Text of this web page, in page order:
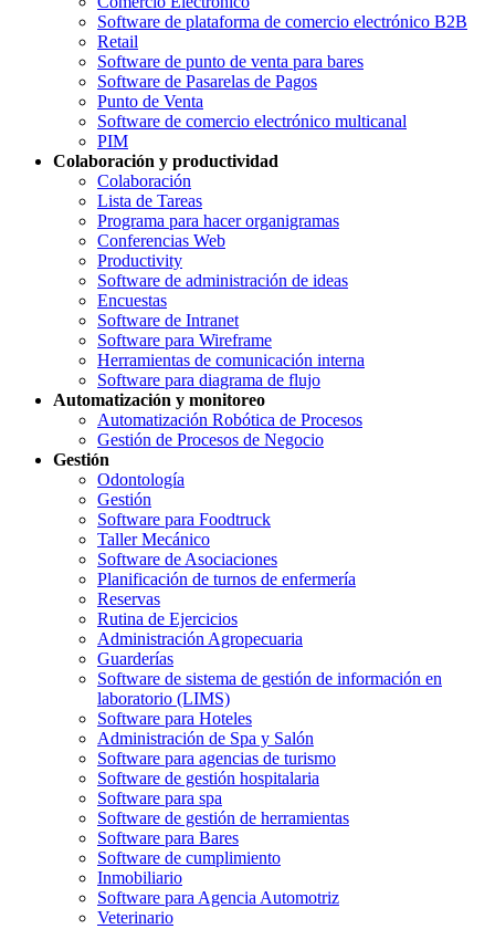
Software de plataforma de comercio electrónico B2B
Retail
Software de punto de venta para bares
Software de Pasarelas de Pagos
Punto de Venta
Software de comercio electrónico multicanal
PIM
Colaboración y productividad
Colaboración
Lista de Tareas
Programa para hacer organigramas
Conferencias Web
Productivity
Software de administración de ideas
Encuestas
Software de Intranet
Software para Wireframe
Herramientas de comunicación interna
Software para diagrama de flujo
Automatización y monitoreo
Automatización Robótica de Procesos
Gestión de Procesos de Negocio
Gestión
Odontología
Gestión
Software para Foodtruck
Taller Mecánico
Software de Asociaciones
Planificación de turnos de enfermería
Reservas
Rutina de Ejercicios
Administración Agropecuaria
Guarderías
Software de sistema de gestión de información en
laboratorio (LIMS)
Software para Hoteles
Administración de Spa y Salón
Software para agencias de turismo
Software de gestión hospitalaria
Software para spa
Software de gestión de herramientas
Software para Bares
Software de cumplimiento
Inmobiliario
Software para Agencia Automotriz
Veterinario